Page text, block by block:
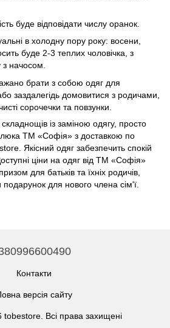
буде відповідати числу оранок.
в холодну пору року: восени,
буде 2-3 теплих чоловічка, з
з начосом.
брати з собою одяг для
заздалегідь домовитися з родичами,
сорочечки та повзунки.
із заміною одягу, просто
ТМ «Софія» з доставкою по
Якісний одяг забезпечить спокій
ціни на одяг від ТМ «Софія»
для батьків та їхніх родичів,
подарунок для нового члена сім'ї.
Контакти
версія сайту
Всі права захищені